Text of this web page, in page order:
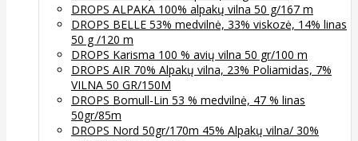
DROPS ALPAKA 100% alpakų vilna 50 g/167 m
DROPS BELLE 53% medvilnė, 33% viskozė, 14% linas
50 g /120 m
DROPS Karisma 100 % avių vilna 50 gr/100 m
DROPS AIR 70% Alpakų vilna, 23% Poliamidas, 7%
VILNA 50 GR/150M
DROPS Bomull-Lin 53 % medvilnė, 47 % linas
50gr/85m
DROPS Nord 50gr/170m 45% Alpakų vilna/ 30%